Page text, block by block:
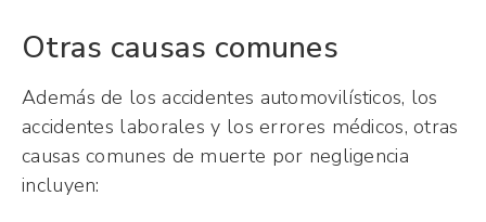
Otras causas comunes
Además de los accidentes automovilísticos, los
accidentes laborales y los errores médicos, otras
causas comunes de muerte por negligencia
incluyen: